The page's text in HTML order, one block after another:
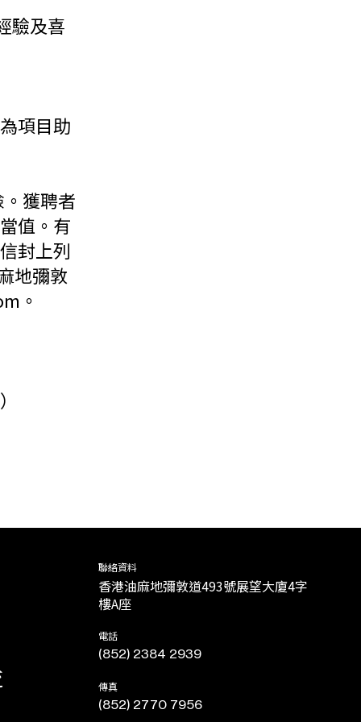
驗及喜
項目助
獲聘者
值。有
封上列
地彌敦
。
聯絡資料
香港油麻地彌敦道493號展望大廈4字
樓A座
電話
(852) 2384 2939
傳真
(852) 2770 7956